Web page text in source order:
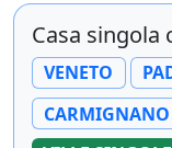
Casa singola
VENETO